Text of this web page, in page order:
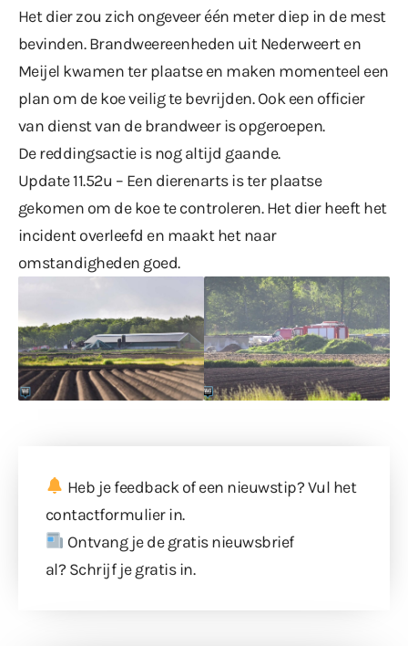
Het dier zou zich ongeveer één meter diep in de mest
bevinden. Brandweereenheden uit Nederweert en
Meijel kwamen ter plaatse en maken momenteel een
plan om de koe veilig te bevrijden. Ook een officier
van dienst van de brandweer is opgeroepen.
De reddingsactie is nog altijd gaande.
Update 11.52u – Een dierenarts is ter plaatse
gekomen om de koe te controleren. Het dier heeft het
incident overleefd en maakt het naar
omstandigheden goed.
Heb je feedback of een nieuwstip? Vul het
contactformulierin.
Ontvang je de gratis nieuwsbrief
al? Schrijf je gratis in.